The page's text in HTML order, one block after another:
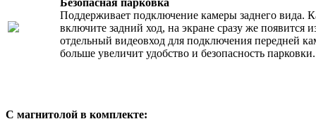
Поддерживает подключение камеры заднего вида.
включите задний ход, на экране сразу же появится
отдельный видеовход для подключения передней
больше увеличит удобство и безопасность парковки.
С магнитолой в комплекте: